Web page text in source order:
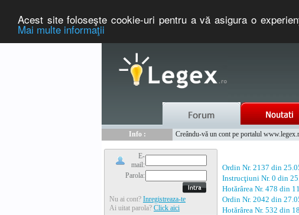
Acest site foloseşte cookie-uri pentru a vă asigura o
Mai multe informaţii
Info :
Creându-vă un cont pe portalul
E-
mail:
Parola:
Nu ai cont? Inregistreaza-te
Ai uitat parola? Click aici
Ordin Nr. 2137 din
Instrucţiuni Nr. 0 din
Hotărârea Nr. 478 din
Ordin Nr. 2042 din
Hotărârea Nr. 532 din